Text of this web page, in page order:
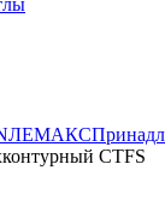
ЛЕМАКС
CTFS